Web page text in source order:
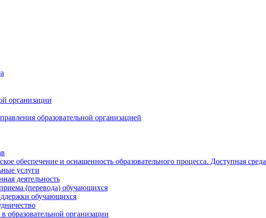
организации
образовательной организацией
обеспечение и оснащенность образовательного процесса. Доступная среда
услуги
деятельность
(перевода) обучающихся
обучающихся
образовательной организации